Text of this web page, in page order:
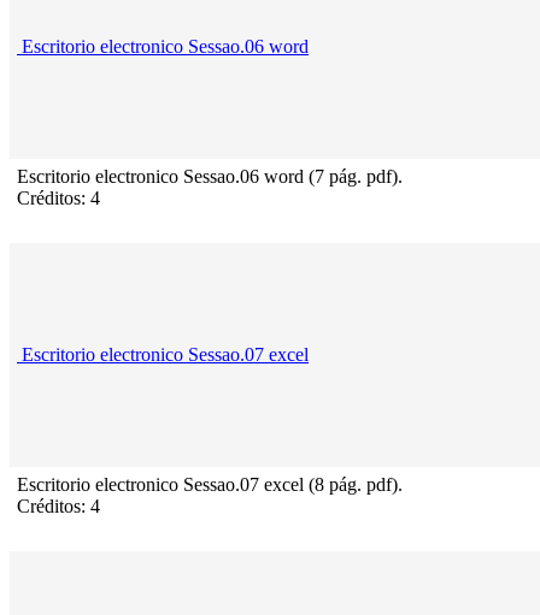
Escritorio electronico Sessao.06 word
Escritorio electronico Sessao.06 word (7 pág. pdf).
Créditos: 4
Escritorio electronico Sessao.07 excel
Escritorio electronico Sessao.07 excel (8 pág. pdf).
Créditos: 4